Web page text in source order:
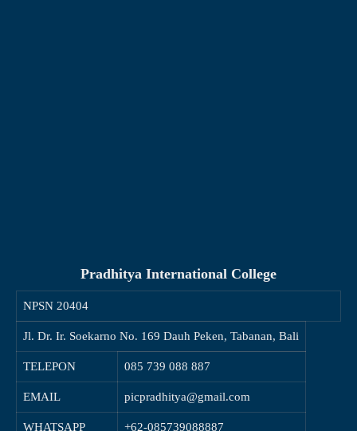
Pradhitya International College
NPSN 20404
Jl. Dr. Ir. Soekarno No. 169 Dauh Peken, Tabanan, Bali
TELEPON 085 739 088 887
EMAIL picpradhitya@gmail.com
WHATSAPP +62-085739088887